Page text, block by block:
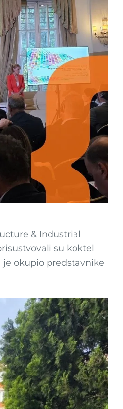
& Industrial
su koktel
okupio predstavnike